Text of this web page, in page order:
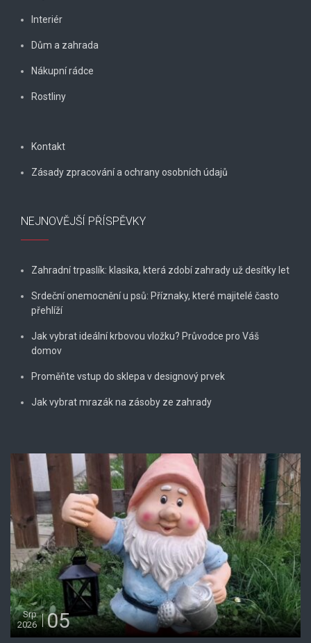
Interiér
Dům a zahrada
Nákupní rádce
Rostliny
Kontakt
Zásady zpracování a ochrany osobních údajů
NEJNOVĚJŠÍ PŘÍSPĚVKY
Zahradní trpaslík: klasika, která zdobí zahrady už desítky let
Srdeční onemocnění u psů: Příznaky, které majitelé často
přehlíží
Jak vybrat ideální krbovou vložku? Průvodce pro Váš
domov
Proměňte vstup do sklepa v designový prvek
Jak vybrat mrazák na zásoby ze zahrady
Srp
2026
05